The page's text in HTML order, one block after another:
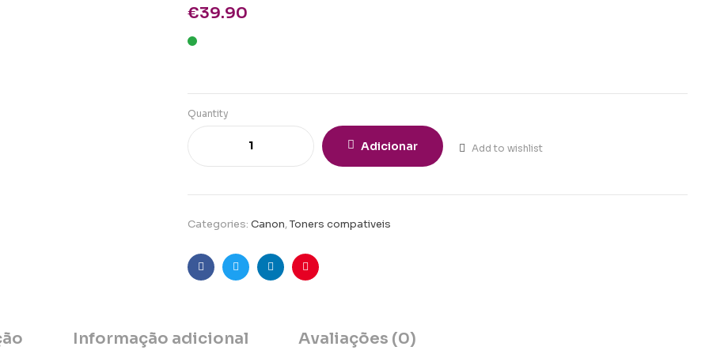
€39.90
Quantity
Adicionar Add to wishlist
Categories: Canon,Toners compativeis
FacebookTwitterLinkedinPinterest
Informação adicional Avaliações (0)